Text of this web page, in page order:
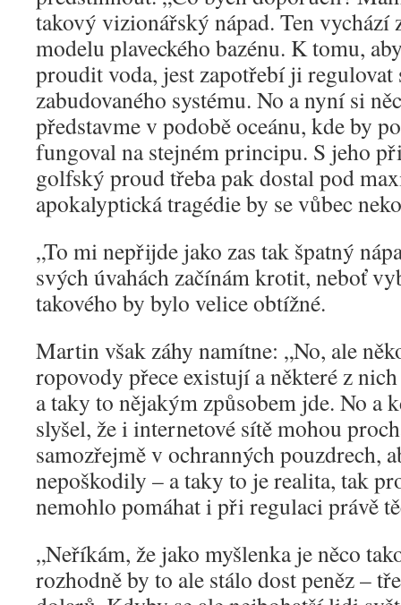
takový vizionářský nápad. Ten vychází
modelu plaveckého bazénu. K tomu,
proudit voda, jest zapotřebí ji regulovat
zabudovaného systému. No a nyní si
představme v podobě oceánu, kde by
fungoval na stejném principu. S jeho
golfský proud třeba pak dostal pod
apokalyptická tragédie by se vůbec
„To mi nepřijde jako zas tak špatný
svých úvahách začínám krotit, neboť
takového by bylo velice obtížné.
Martin však záhy namítne: „No, ale
ropovody přece existují a některé z
a taky to nějakým způsobem jde. No a
slyšel, že i internetové sítě mohou
samozřejmě v ochranných pouzdrech,
nepoškodily – a taky to je realita, tak
nemohlo pomáhat i při regulaci právě
„Neříkám, že jako myšlenka je něco
rozhodně by to ale stálo dost peněz –